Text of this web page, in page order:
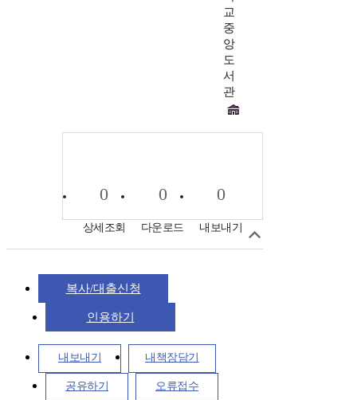
교
중
앙
도
서
관
0
상세조회
0
다운로드
0
내보내기
복사/대출신청
인용하기
내보내기 내책장담기
공유하기 오류접수